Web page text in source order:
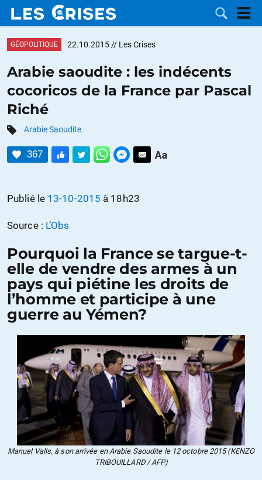
DOSSIERS
CATÉGORIES
MOTS CLÉS
DON
GÉOPOLITIQUE 22.10.2015 // Les Crises
Arabie saoudite : les indécents
cocoricos de la France par Pascal
Riché
Arabie Saoudite
367
Publié le 13-10-2015 à 18h23
Source : L’Obs
Pourquoi la France se targue-t-
elle de vendre des armes à un
pays qui piétine les droits de
l’homme et participe à une
guerre au Yémen?
Manuel Valls, à son arrivée en Arabie Saoudite le 12 octobre 2015 (KENZO
TRIBOUILLARD / AFP)